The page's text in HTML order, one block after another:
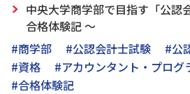
中央大学商学部で目指す「公認
合格体験記 ～
#商学部
#公認会計士試験 #公
#資格
#アカウンタント・プログ
#合格体験記